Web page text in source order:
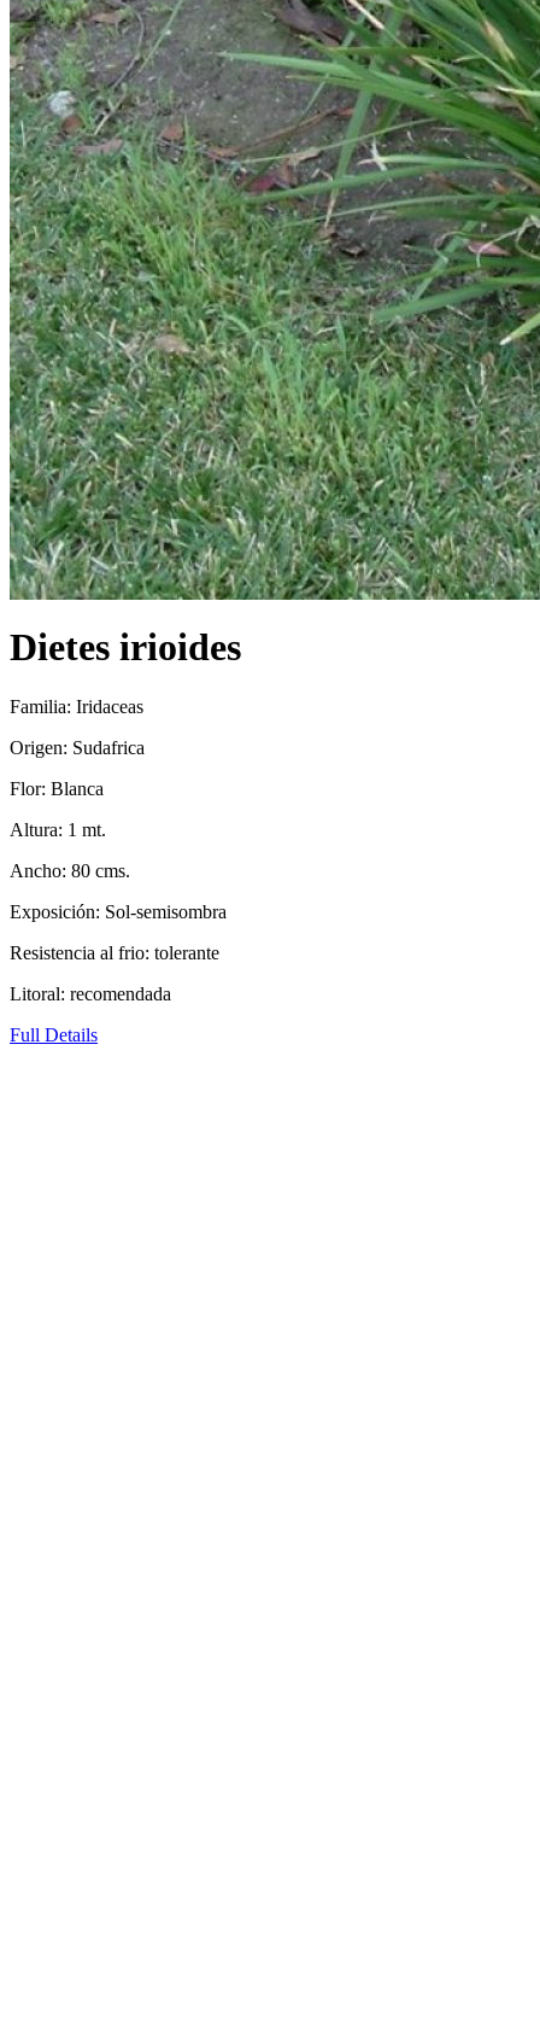
Dietes irioides
Familia: Iridaceas
Origen: Sudafrica
Flor: Blanca
Altura: 1 mt.
Ancho: 80 cms.
Exposición: Sol-semisombra
Resistencia al frio: tolerante
Litoral: recomendada
Full Details